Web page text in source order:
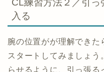
入る
腕の位置がが理解できた
スタートしてみましょう
らせるように、引っ張る